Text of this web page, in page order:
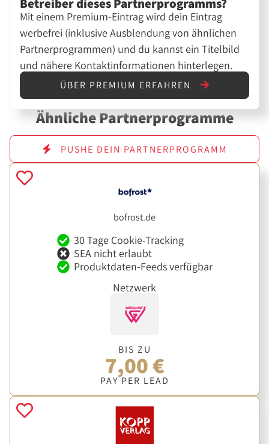
Mit einem Premium-Eintrag wird dein Eintrag
werbefrei (inklusive Ausblendung von ähnlichen
Partnerprogrammen) und du kannst ein Titelbild
und nähere Kontaktinformationen hinterlegen.
ÜBER PREMIUM ERFAHREN
Ähnliche Partnerprogramme
PUSHE DEIN PARTNERPROGRAMM
bofrost.de
30 Tage Cookie-Tracking
SEA nicht erlaubt
Produktdaten-Feeds verfügbar
Netzwerk
BIS ZU
7,00 €
PAY PER LEAD